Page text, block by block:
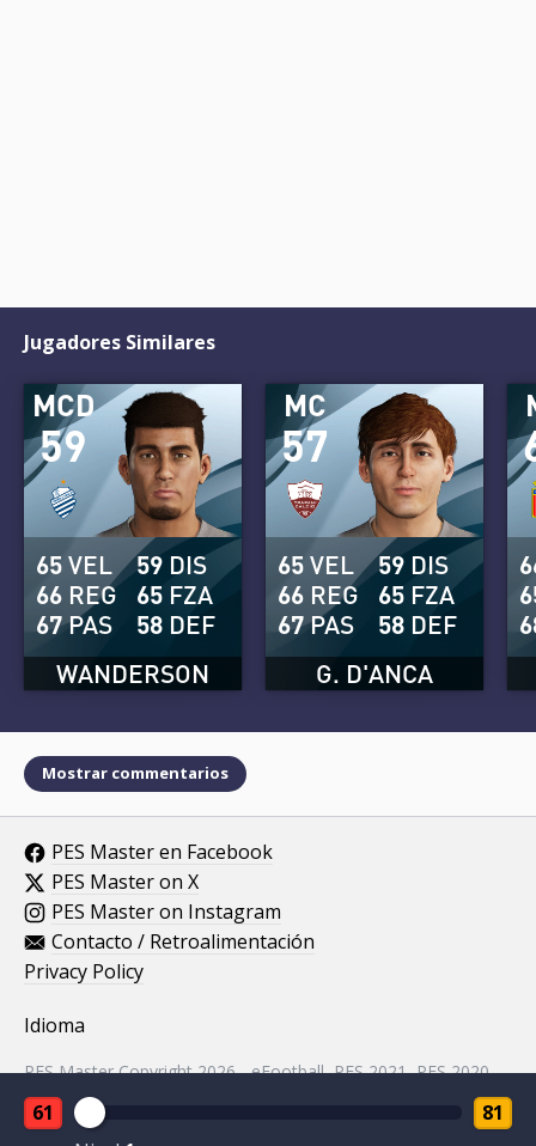
61
81
Jugadores Similares
59
MCD
WANDERSON
65VEL
66 REG
67PAS
59 DIS
65 FZA
58 DEF
57
MC
G. D'ANCA
65VEL
66 REG
67PAS
59 DIS
65 FZA
58 DEF
Mostrar commentarios
PES Master en Facebook
PES Master on X
PES Master on Instagram
Contacto / Retroalimentación
Privacy Policy
Idioma
PES Master Copyright 2026 - eFootball, PES 2021, PES 2020,
PES 2019, PES 2018, PES 2017, PES 2016, PES 2015, PES
2014, PES 2013, PES 2012, PES 2011, PES 2010, PES 2009,
PES 2008, PES 5 assets property of KONAMI.